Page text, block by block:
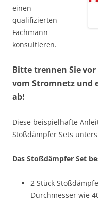
einen
qualifizierten
Fachmann
konsultieren.
Bitte trennen Sie
vom Stromnetz und
ab!
Diese beispielhafte
Stoßdämpfer Sets
Das Stoßdämpfer Set
2 Stück
Durchmesser wie